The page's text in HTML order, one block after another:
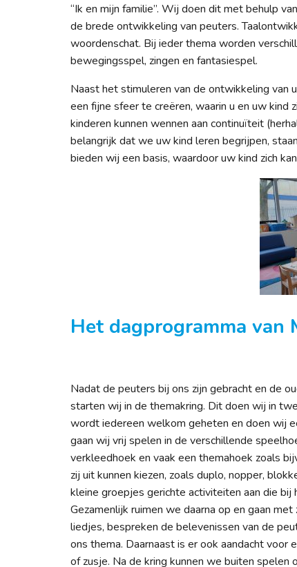
“Ik en mijn familie”. Wij doen dit met behulp
de brede ontwikkeling van peuters.
woordenschat. Bij ieder thema worden
bewegingsspel, zingen en fantasiespel.
Naast het stimuleren van de ontwikkeling
een fijne sfeer te creëren, waarin u en uw
kinderen kunnen wennen aan continuïteit
belangrijk dat we uw kind leren begrijpen,
bieden wij een basis, waardoor uw kind zich
Het dagprogramma van
Nadat de peuters bij ons zijn gebracht en de
starten wij in de themakring. Dit doen wij in
wordt iedereen welkom geheten en doen wij
gaan wij vrij spelen in de verschillende
verkleedhoek en vaak een themahoek zoals
zij uit kunnen kiezen, zoals duplo, nopper,
kleine groepjes gerichte activiteiten aan die
Gezamenlijk ruimen we daarna op en gaan
liedjes, bespreken de belevenissen van de
ons thema. Daarnaast is er ook aandacht
of zusje. Na de kring kunnen we buiten spelen